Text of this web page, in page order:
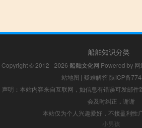
船舶知识分类
Copyright © 2012 - 2026 船舶文化网 Powered by
站地图 | 疑难解答 陕ICP备
声明：本站内容来自互联网，如信息有错误可发邮
会及时纠正，谢谢
本站仅为个人兴趣爱好，不接盈利性
小男孩